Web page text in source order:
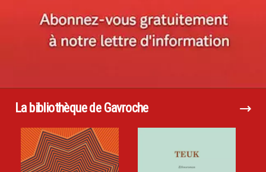
La bibliothèque de Gavroche